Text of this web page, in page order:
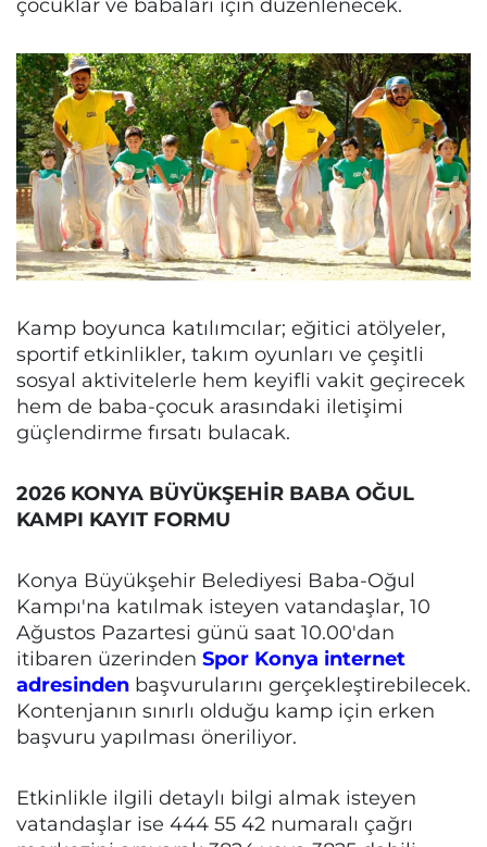
çocuklar ve babaları için düzenlenecek.
Kamp boyunca katılımcılar; eğitici atölyeler,
sportif etkinlikler, takım oyunları ve çeşitli
sosyal aktivitelerle hem keyifli vakit geçirecek
hem de baba-çocuk arasındaki iletişimi
güçlendirme fırsatı bulacak.
2026 KONYA BÜYÜKŞEHİR BABA OĞUL
KAMPI KAYIT FORMU
Konya Büyükşehir Belediyesi Baba-Oğul
Kampı'na katılmak isteyen vatandaşlar, 10
Ağustos Pazartesi günü saat 10.00'dan
itibaren üzerinden Spor Konya internet
adresinden başvurularını gerçekleştirebilecek.
Kontenjanın sınırlı olduğu kamp için erken
başvuru yapılması öneriliyor.
Etkinlikle ilgili detaylı bilgi almak isteyen
vatandaşlar ise 444 55 42 numaralı çağrı